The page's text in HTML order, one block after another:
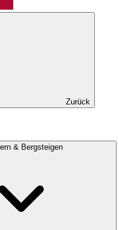
Zurück
& Bergsteigen